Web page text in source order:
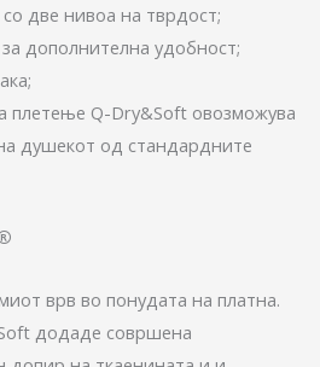
две нивоа на тврдост;
дополнителна удобност;
плетење Q-Dry&Soft овозможува
душекот од стандардните
врв во понудата на платна.
додаде совршена